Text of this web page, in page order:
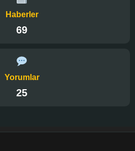
Haberler
69
Yorumlar
25